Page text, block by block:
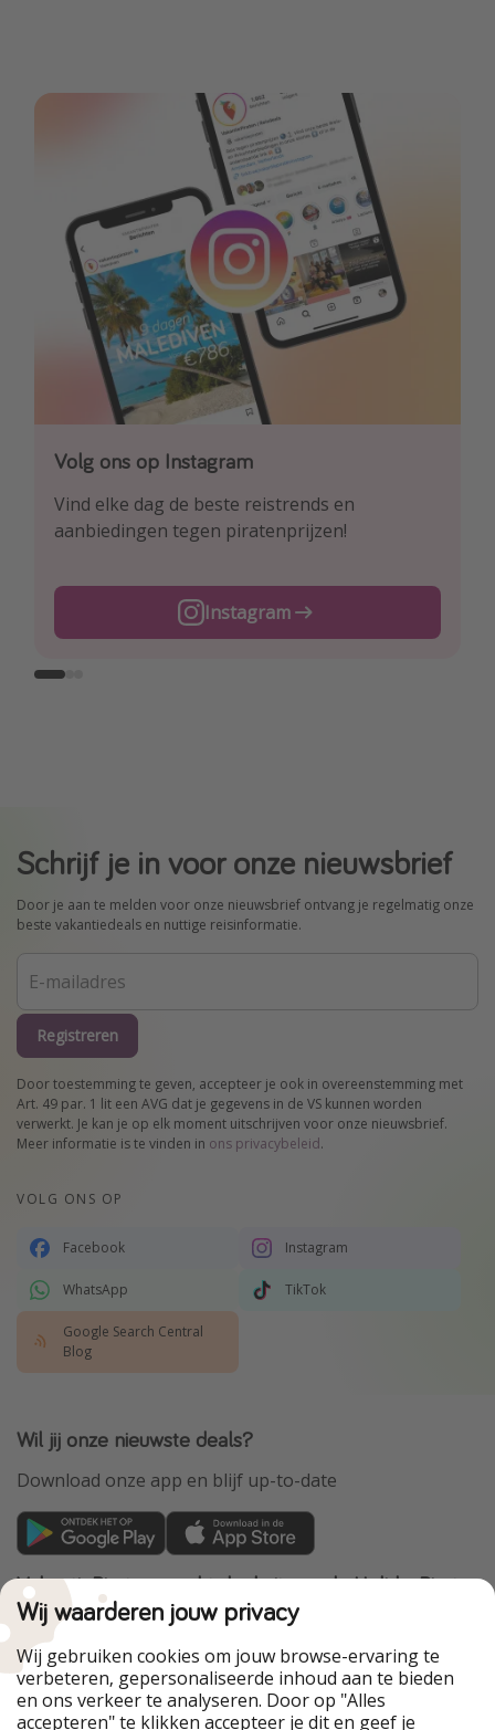
Volg ons op Instagram
Vind elke dag de beste reistrends en
aanbiedingen tegen piratenprijzen!
Instagram
Volg ons op Facebook
Ontdek onze dagelijkse reis- en
vluchtaanbiedingen tegen piratenprijzen!
Facebook
Volg ons op TikTok
Voor de heetste deals en beste reis-hacks!
TikTok
Schrijf je in voor onze nieuwsbrief
Door je aan te melden voor onze nieuwsbrief ontvang je regelmatig onze
beste vakantiedeals en nuttige reisinformatie.
Registreren
Door toestemming te geven, accepteer je ook in overeenstemming met
Art. 49 par. 1 lit een AVG dat je gegevens in de VS kunnen worden
verwerkt. Je kan je op elk moment uitschrijven voor onze nieuwsbrief.
Meer informatie is te vinden in ons privacybeleid.
VOLG ONS OP
Facebook Instagram
WhatsApp TikTok
Google Search Central
Blog
Wil jij onze nieuwste deals?
Download onze app en blijf up-to-date
VakantiePiraten maakt deel uit van de HolidayPirates
Group
Onze markten
PiratinViaggio
HolidayPirates
WakacyjniPiraci
VoyagesPirates
Wij waarderen jouw privacy
Wij gebruiken cookies om jouw browse-ervaring te
verbeteren, gepersonaliseerde inhoud aan te bieden
en ons verkeer te analyseren. Door op "Alles
accepteren" te klikken accepteer je dit en geef je